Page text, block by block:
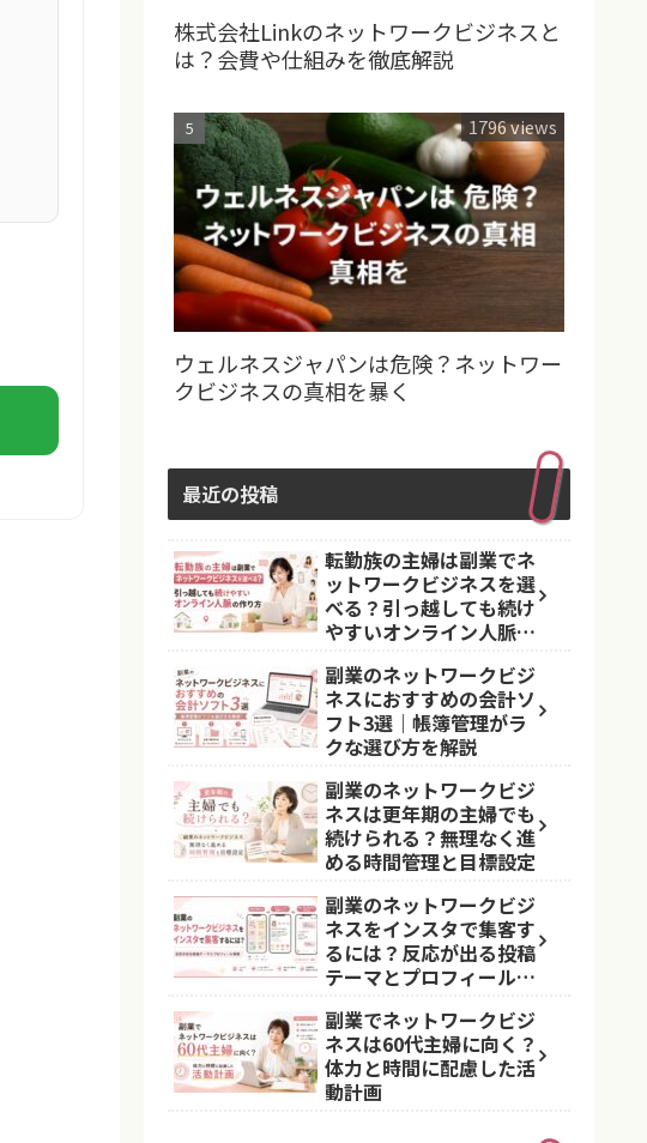
株式会社Linkのネットワークビジネスと
は？会費や仕組みを徹底解説
ウェルネスジャパンは危険？ネットワー
クビジネスの真相を暴く
1796 views
最近の投稿
転勤族の主婦は副業でネ
ットワークビジネスを選
べる？引っ越しても続け
やすいオンライン人脈の
副業のネットワークビジ
ネスにおすすめの会計ソ
フト3選｜帳簿管理がラ
クな選び方を解説
副業のネットワークビジ
ネスは更年期の主婦でも
続けられる？無理なく進
める時間管理と目標設定
副業のネットワークビジ
ネスをインスタで集客す
るには？反応が出る投稿
テーマとプロフィール導
副業でネットワークビジ
ネスは60代主婦に向く？
体力と時間に配慮した活
動計画